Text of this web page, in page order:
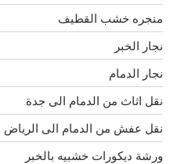
منجره خشب القطيف
نجار الخبر
نجار الدمام
نقل اثاث من الدمام الى جدة
نقل عفش من الدمام الى الرياض
ورشة ديكورات خشبيه بالخبر